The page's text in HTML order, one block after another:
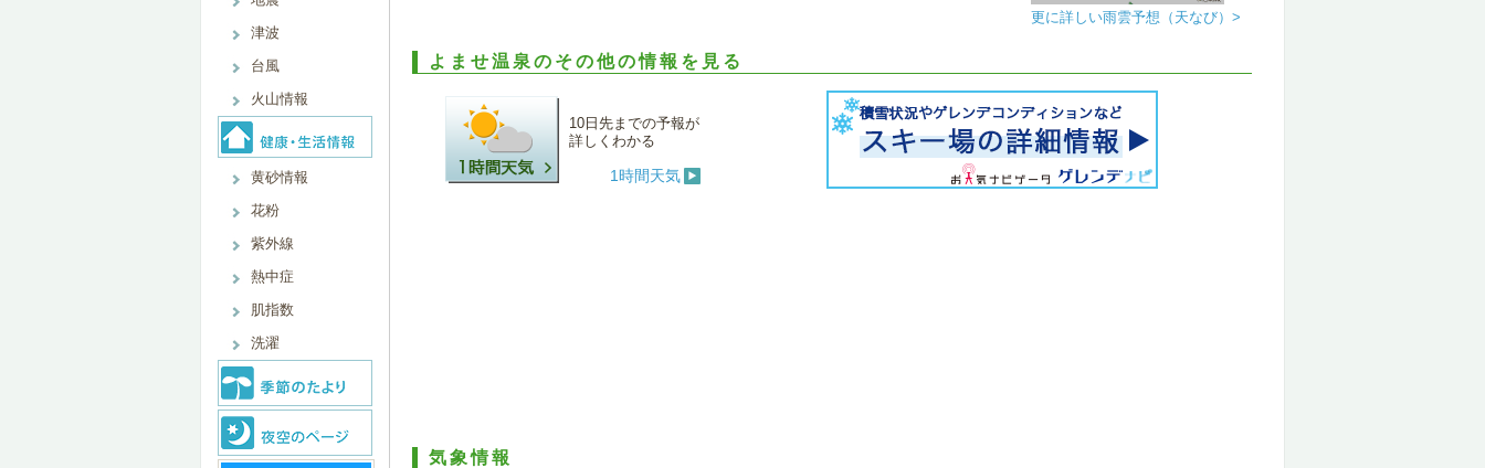
津波
台風
火山情報
黄砂情報
花粉
紫外線
熱中症
肌指数
洗濯
更に詳しい雨雲予想（天なび）>
よませ温泉のその他の情報を見る
10日先までの予報が
詳しくわかる
1時間天気
気象情報